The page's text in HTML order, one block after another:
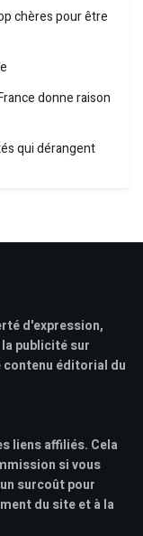
chères pour être
donne raison
qui dérangent
d'expression,
publicité sur
contenu éditorial du
liens affiliés. Cela
si vous
surcoût pour
du site et à la